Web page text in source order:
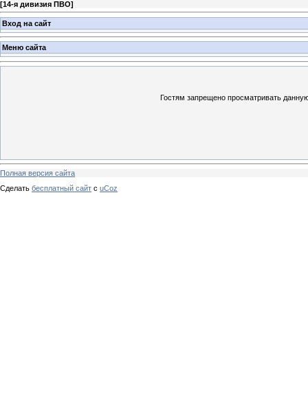
[14-я дивизия ПВО]
Вход на сайт
Меню сайта
Гостям запрещено просматривать
Полная версия сайта
Сделать бесплатный сайт с uCoz